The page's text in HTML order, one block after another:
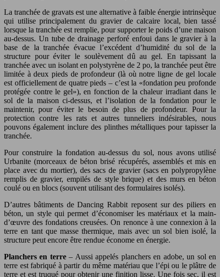
La tranchée de gravats est une alternative à faible énergie intrinsèque
qui utilise principalement du gravier de calcaire local, bien tassé
lorsque la tranchée est remplie, pour supporter le poids d’une maison
au-dessus. Un tube de drainage perforé enfoui dans le gravier à la
base de la tranchée évacue l’excédent d’humidité du sol de la
structure pour éviter le soulèvement dû au gel. En tapissant la
tranchée avec un isolant en polystyrène de 2 po, la tranchée peut être
limitée à deux pieds de profondeur (là où notre ligne de gel locale
est officiellement de quatre pieds – c’est la «fondation peu profonde
protégée contre le gel»), en fonction de la chaleur irradiant dans le
sol de la maison ci-dessus, et l’isolation de la fondation pour le
maintenir, pour éviter le besoin de plus de profondeur. Pour la
protection contre les rats et autres tunneliers indésirables, nous
pouvons également inclure des plinthes métalliques pour tapisser la
tranchée.
Pour construire la fondation au-dessus du sol, nous avons utilisé
Urbanite (morceaux de béton brisé récupérés, assemblés et mis en
place avec du mortier), des sacs de gravier (sacs en polypropylène
remplis de gravier, empilés de style brique) et des murs en béton
coulé ou en blocs (souvent utilisant des formulaires isolés).
D’autres bâtiments de Dancing Rabbit reposent sur des piliers en
béton, un style qui permet d’économiser les matériaux et la main-
d’œuvre des fondations creusées. On renonce à une connexion à la
terre en tant que masse thermique, mais avec un sol bien isolé, la
structure peut encore être rendue économe en énergie.
Planchers en terre– Aussi appelés planchers en adobe, un sol en
terre est fabriqué à partir du même matériau que l’épi ou le plâtre de
terre et est truqué pour obtenir une finition lisse. Une fois sec, il est